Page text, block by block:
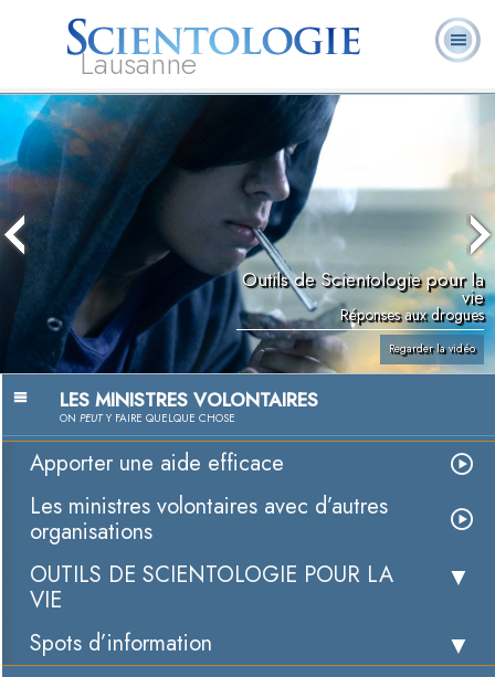
Lausanne
L. Ron Hubbard
Qu’est-ce que la
Scientologie ?
Ministres
volontaires
Outils de Scientologie pour la
vie
Réponses aux drogues
Regarder la vidéo
LES MINISTRES VOLONTAIRES
ON PEUTY FAIRE QUELQUE CHOSE
Apporter une aide efficace
Les ministres volontaires avec d’autres
organisations
OUTILS DE SCIENTOLOGIE POUR LA
VIE
Spots d’information